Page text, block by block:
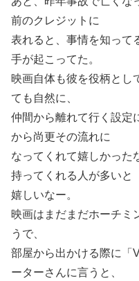
前のクレジットに
表れると、事情を知って
手が起こってた。
映画自体も彼を役柄とし
ても自然に、
仲間から離れて行く設定
から尚更その流れに
なってくれて嬉しかった
持ってくれる人が多いと
嬉しいなー。
映画はまだまだホーチミ
うで、
部屋から出かける際に「
ーターさんに言うと、